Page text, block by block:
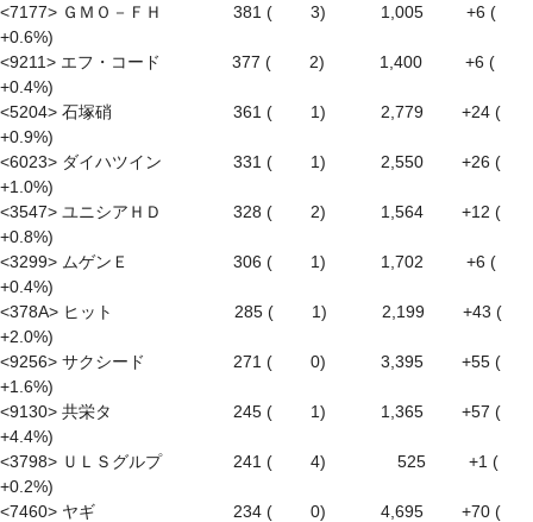
<7177> ＧＭＯ－ＦＨ　　　　 381 (　　 3)　　　 1,005 　　 +6 (
+0.6%)
<9211> エフ・コード　　　　 377 (　　 2)　　　 1,400 　　 +6 (
+0.4%)
<5204> 石塚硝　　　　　　　 361 (　　 1)　　　 2,779　　 +24 (
+0.9%)
<6023> ダイハツイン　　　　 331 (　　 1)　　　 2,550　　 +26 (
+1.0%)
<3547> ユニシアＨＤ　　　　 328 (　　 2)　　　 1,564　　 +12 (
+0.8%)
<3299> ムゲンＥ　　　　　　 306 (　　 1)　　　 1,702 　　 +6 (
+0.4%)
<378A> ヒット　　　　　　　 285 (　　 1)　　　 2,199　　 +43 (
+2.0%)
<9256> サクシード　　　　　 271 (　　 0)　　　 3,395　　 +55 (
+1.6%)
<9130> 共栄タ　　　　　　　 245 (　　 1)　　　 1,365　　 +57 (
+4.4%)
<3798> ＵＬＳグルプ　　　　 241 (　　 4)　　　　 525 　　 +1 (
+0.2%)
<7460> ヤギ　　　　　　　　 234 (　　 0)　　　 4,695　　 +70 (